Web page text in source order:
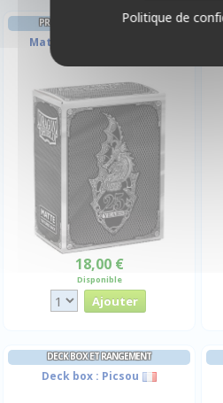
PROTÈGES CARTES STANDARD
Matte - 25th Anniversary
18,00 €
Disponible
DECK BOX ET RANGEMENT
Deck box : Picsou
Politique de